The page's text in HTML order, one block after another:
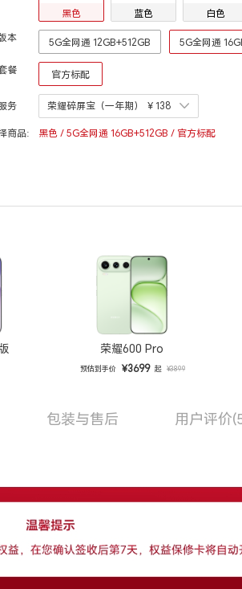
黑色 蓝色
白色
本
5G全网通 12GB+512GB 5G全网通
餐 官方标配
务 荣耀碎屏宝（一年期） ￥138
商品: 黑色 / 5G全网通 16GB+512GB / 官方标配
荣耀600 Pro
预估到手价 ¥3699 起 ¥3899
包装与售后 用户评价